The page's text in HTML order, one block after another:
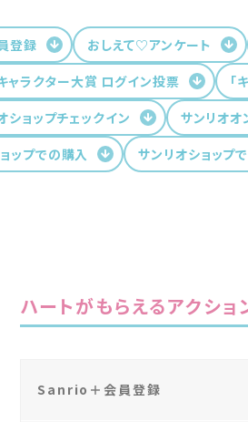
登録 おしえて♡アンケート
ャラクター大賞 ログイン投票
「
ショップチェックイン
サンリオオ
ップでの購入
サンリオショップ
ハートがもらえるアクショ
Sanrio＋会員登録